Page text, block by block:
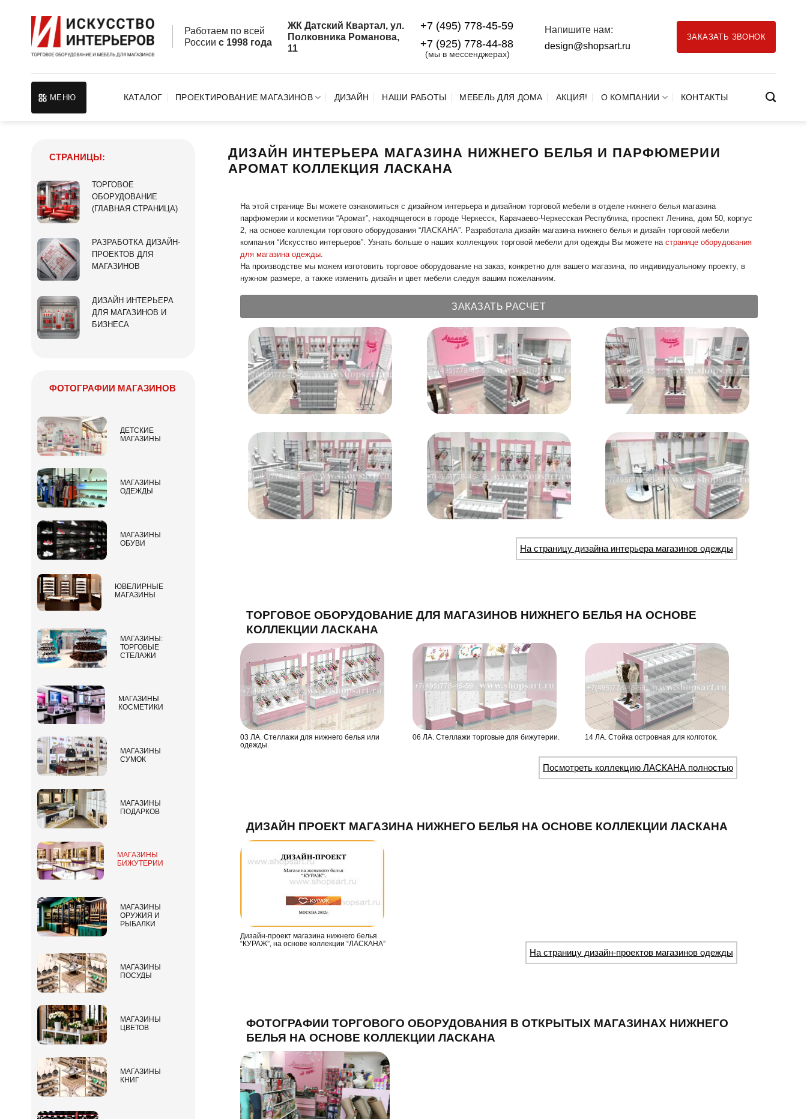
Работаем по всей
России с 1998 года
ЖК Датский Квартал, ул.
Полковника Романова,
11
+7 (495) 778-45-59
+7 (925) 778‑44‑88
(мы в мессенджерах)
Напишите нам:
design@shopsart.ru
ЗАКАЗАТЬ ЗВОНОК
МЕНЮ КАТАЛОГ ПРОЕКТИРОВАНИЕ МАГАЗИНОВ ДИЗАЙН НАШИ РАБОТЫ МЕБЕЛЬ ДЛЯ ДОМА АКЦИЯ! О КОМПАНИИ КОНТАКТЫ
ДИЗАЙН ИНТЕРЬЕРА МАГАЗИНА НИЖНЕГО БЕЛЬЯ И ПАРФЮМЕРИИ
АРОМАТ КОЛЛЕКЦИЯ ЛАСКАНА
На этой странице Вы можете ознакомиться с дизайном интерьера и дизайном торговой мебели в отделе нижнего белья магазина
парфюмерии и косметики “Аромат”, находящегося в городе Черкесск, Карачаево-Черкесская Республика, проспект Ленина, дом 50, корпус
2, на основе коллекции торгового оборудования “ЛАСКАНА”. Разработала дизайн магазина нижнего белья и дизайн торговой мебели
компания “Искусство интерьеров”. Узнать больше о наших коллекциях торговой мебели для одежды Вы можете на странице оборудования
для магазина одежды.
На производстве мы можем изготовить торговое оборудование на заказ, конкретно для вашего магазина, по индивидуальному проекту, в
нужном размере, а также изменить дизайн и цвет мебели следуя вашим пожеланиям.
ЗАКАЗАТЬ РАСЧЕТ
На страницу дизайна интерьера магазинов одежды
ТОРГОВОЕ ОБОРУДОВАНИЕ ДЛЯ МАГАЗИНОВ НИЖНЕГО БЕЛЬЯ НА ОСНОВЕ
КОЛЛЕКЦИИ ЛАСКАНА
03 ЛА. Стеллажи для нижнего белья или
одежды.
06 ЛА. Стеллажи торговые для бижутерии. 14 ЛА. Стойка островная для колготок.
Посмотреть коллекцию ЛАСКАНА полностью
ДИЗАЙН ПРОЕКТ МАГАЗИНА НИЖНЕГО БЕЛЬЯ НА ОСНОВЕ КОЛЛЕКЦИИ ЛАСКАНА
Дизайн-проект магазина нижнего белья
“КУРАЖ”, на основе коллекции “ЛАСКАНА”
На страницу дизайн-проектов магазинов одежды
ФОТОГРАФИИ ТОРГОВОГО ОБОРУДОВАНИЯ В ОТКРЫТЫХ МАГАЗИНАХ НИЖНЕГО
БЕЛЬЯ НА ОСНОВЕ КОЛЛЕКЦИИ ЛАСКАНА
СТРАНИЦЫ:
ТОРГОВОЕ
ОБОРУДОВАНИЕ
(ГЛАВНАЯ СТРАНИЦА)
РАЗРАБОТКА ДИЗАЙН-
ПРОЕКТОВ ДЛЯ
МАГАЗИНОВ
ДИЗАЙН ИНТЕРЬЕРА
ДЛЯ МАГАЗИНОВ И
БИЗНЕСА
ФОТОГРАФИИ МАГАЗИНОВ
ДЕТСКИЕ
МАГАЗИНЫ
МАГАЗИНЫ
ОДЕЖДЫ
МАГАЗИНЫ
ОБУВИ
ЮВЕЛИРНЫЕ
МАГАЗИНЫ
МАГАЗИНЫ:
ТОРГОВЫЕ
СТЕЛАЖИ
МАГАЗИНЫ
КОСМЕТИКИ
МАГАЗИНЫ
СУМОК
МАГАЗИНЫ
ПОДАРКОВ
МАГАЗИНЫ
БИЖУТЕРИИ
МАГАЗИНЫ
ОРУЖИЯ И
РЫБАЛКИ
МАГАЗИНЫ
ПОСУДЫ
МАГАЗИНЫ
ЦВЕТОВ
МАГАЗИНЫ
КНИГ